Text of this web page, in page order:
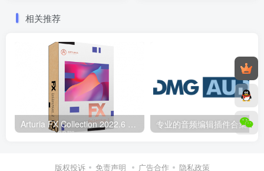
相关推荐
版权投诉 免责声明 广告合作 隐私政策